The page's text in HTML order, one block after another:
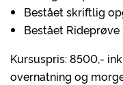
Bestået skriftlig
Bestået Rideprøve
Kursuspris: 8500,-
overnatning og